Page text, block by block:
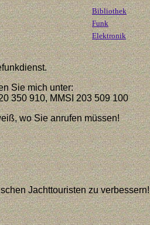
Bibliothek
Funk
Elektronik
Sie mich unter:
350 910, MMSI 203 509 100
wo Sie anrufen müssen!
Jachttouristen zu verbessern!